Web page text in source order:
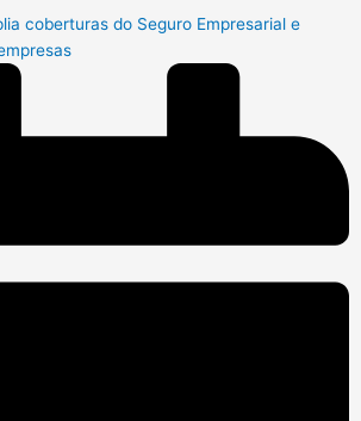
coberturas do Seguro Empresarial e